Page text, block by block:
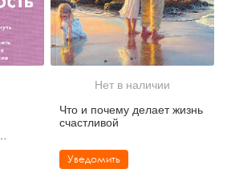
Нет в наличии
Что и почему делает жизнь
счастливой
Уведомить